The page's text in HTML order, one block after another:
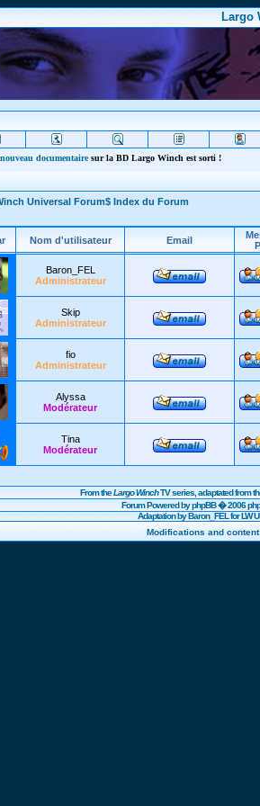
Largo
nouveau documentairesur la BD Largo Winch est sorti !
Universal Forum$ Index du Forum
Nom d'utilisateur Email
Baron_FEL
Administrateur
Skip
Administrateur
fio
Administrateur
Alyssa
Modérateur
Tina
Modérateur
From theLargo WinchTV series, adaptated from
Forum Powered byphpBB� 2006
Adaptation by Baron_FEL for LW
Modifications and